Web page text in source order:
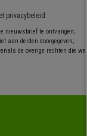
privacybeleid
nieuwsbrief te ontvangen;
aan derden doorgegeven;
de overige rechten die we